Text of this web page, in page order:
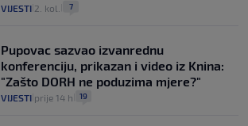
VIJESTI 2. kol. 7
Pupovac sazvao izvanrednu
konferenciju, prikazan i video iz Knina:
"Zašto DORH ne poduzima mjere?"
VIJESTI prije 14 h 19